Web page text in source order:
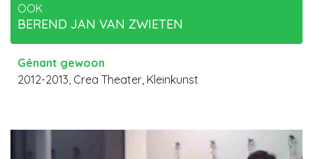
OOK
BEREND JAN VAN ZWIETEN
Gênant gewoon
2012-2013, Crea Theater, Kleinkunst